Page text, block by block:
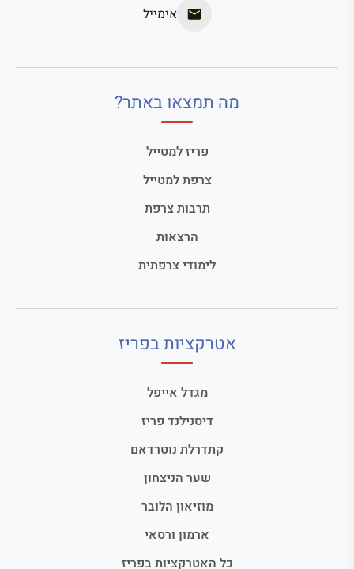
אימייל
מה תמצאו באתר?
פריז למטייל
צרפת למטייל
תרבות צרפת
הרצאות
לימודי צרפתית
אטרקציות בפריז
מגדל אייפל
דיסנילנד פריז
קתדרלת נוטרדאם
שער הניצחון
מוזיאון הלובר
ארמון ורסאי
כל האטרקציות בפריז